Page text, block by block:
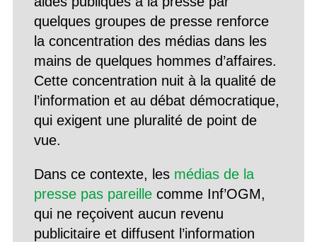
quelques groupes de presse renforce
la concentration des médias dans les
mains de quelques hommes d’affaires.
Cette concentration nuit à la qualité de
l’information et au débat démocratique,
qui exigent une pluralité de point de
vue.
Dans ce contexte, les médias de la
presse pas pareillecomme Inf’OGM,
qui ne reçoivent aucun revenu
publicitaire et diffusent l’information